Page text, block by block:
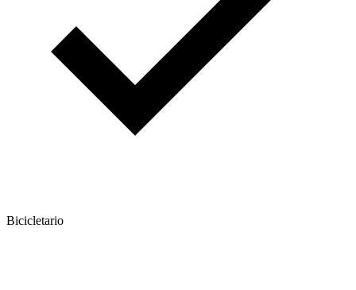
Bicicletario